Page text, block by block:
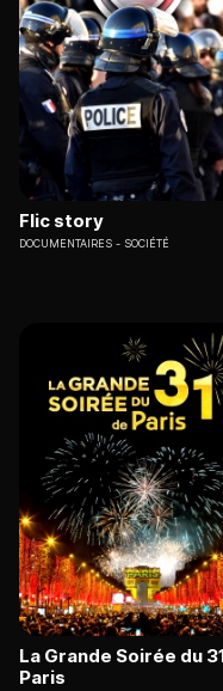
Flic story
DOCUMENTAIRES SOCIÉTÉ
La Grande Soirée du
Paris